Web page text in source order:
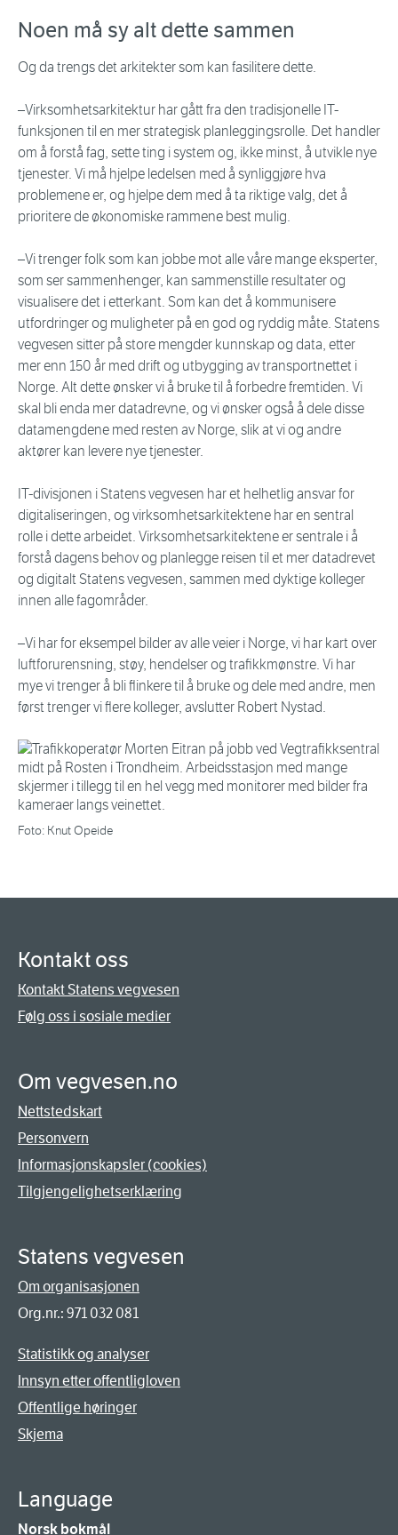
Noen må sy alt dette sammen
Og da trengs det arkitekter som kan fasilitere dette.
–Virksomhetsarkitektur har gått fra den tradisjonelle IT-
funksjonen til en mer strategisk planleggingsrolle. Det handler
om å forstå fag, sette ting i system og, ikke minst, å utvikle nye
tjenester. Vi må hjelpe ledelsen med å synliggjøre hva
problemene er, og hjelpe dem med å ta riktige valg, det å
prioritere de økonomiske rammene best mulig.
–Vi trenger folk som kan jobbe mot alle våre mange eksperter,
som ser sammenhenger, kan sammenstille resultater og
visualisere det i etterkant. Som kan det å kommunisere
utfordringer og muligheter på en god og ryddig måte. Statens
vegvesen sitter på store mengder kunnskap og data, etter
mer enn 150 år med drift og utbygging av transportnettet i
Norge. Alt dette ønsker vi å bruke til å forbedre fremtiden. Vi
skal bli enda mer datadrevne, og vi ønsker også å dele disse
datamengdene med resten av Norge, slik at vi og andre
aktører kan levere nye tjenester.
IT-divisjonen i Statens vegvesen har et helhetlig ansvar for
digitaliseringen, og virksomhetsarkitektene har en sentral
rolle i dette arbeidet. Virksomhetsarkitektene er sentrale i å
forstå dagens behov og planlegge reisen til et mer datadrevet
og digitalt Statens vegvesen, sammen med dyktige kolleger
innen alle fagområder.
–Vi har for eksempel bilder av alle veier i Norge, vi har kart over
luftforurensning, støy, hendelser og trafikkmønstre. Vi har
mye vi trenger å bli flinkere til å bruke og dele med andre, men
først trenger vi flere kolleger, avslutter Robert Nystad.
Foto: Knut Opeide
Kontakt oss
Kontakt Statens vegvesen
Følg oss i sosiale medier
Om vegvesen.no
Nettstedskart
Personvern
Informasjonskapsler (cookies)
Tilgjengelighetserklæring
Statens vegvesen
Om organisasjonen
Org.nr.: 971 032 081
Statistikk og analyser
Innsyn etter offentligloven
Offentlige høringer
Skjema
Language
Norsk bokmål